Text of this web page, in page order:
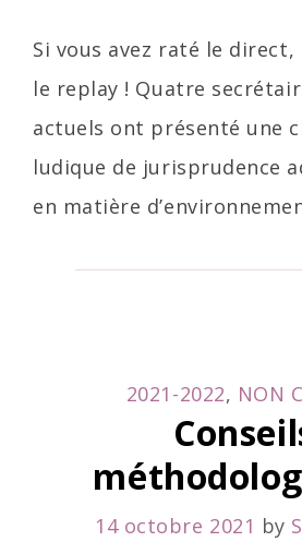
Si vous avez raté le
le replay ! Quatre
actuels ont présenté une
ludique de jurisprudence
en matière
CATEGORIES
2021-2022, NON
14 octobre 2021 by